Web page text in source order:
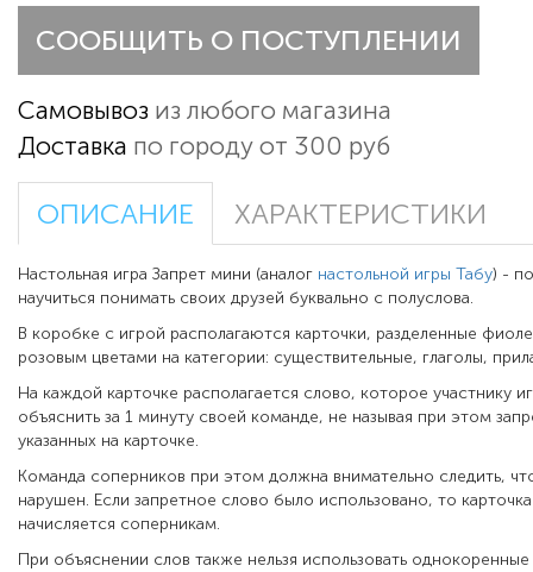
СООБЩИТЬ О ПОСТУПЛЕНИИ
Самовывоз из любого магазина
Доставка по городу от 300 руб
ОПИСАНИЕ ХАРАКТЕРИСТИКИ
Настольная игра Запрет мини (аналог настольной игры Табу) -
научиться понимать своих друзей буквально с полуслова.
В коробке с игрой располагаются карточки, разделенные
розовым цветами на категории: существительные, глаголы,
На каждой карточке располагается слово, которое участнику
объяснить за 1 минуту своей команде, не называя при этом
указанных на карточке.
Команда соперников при этом должна внимательно следить,
нарушен. Если запретное слово было использовано, то
начисляется соперникам.
При объяснении слов также нельзя использовать